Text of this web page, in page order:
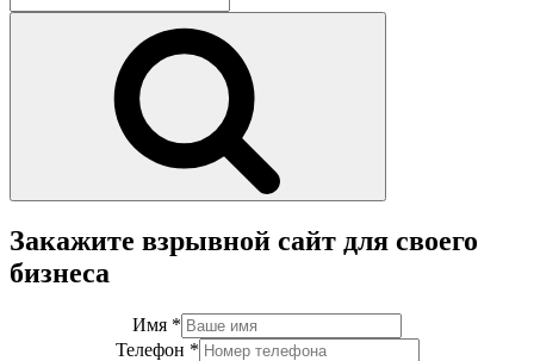
Закажите взрывной сайт для своего
бизнеса
Имя *
Телефон *